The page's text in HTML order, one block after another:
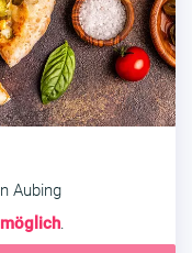
Aubing
.